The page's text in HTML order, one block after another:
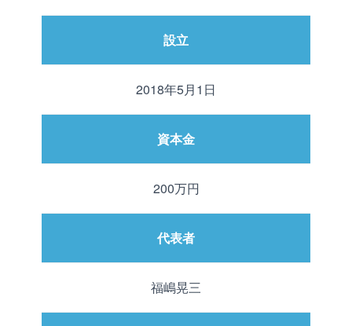
設立
2018年5月1日
資本金
200万円
代表者
福嶋晃三